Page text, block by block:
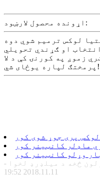
اړونده محصول لارښود:
لوکس ترمیم شوي دوه
او ګړندي تحویلي
زموږ په کورنۍ کې د لا
پرمختګ لپاره یوځای شي!
پری جوړ شوی کور
ماډلر کانټینر کور
وړلو کانټینر کور
څخه د میلډرډ لخوا -
2018.11.11 19:52